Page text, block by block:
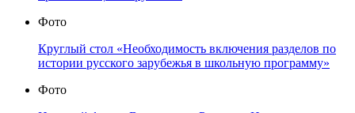
Фото
Круглый стол «Необходимость включения разделов по
истории русского зарубежья в школьную программу»
Фото